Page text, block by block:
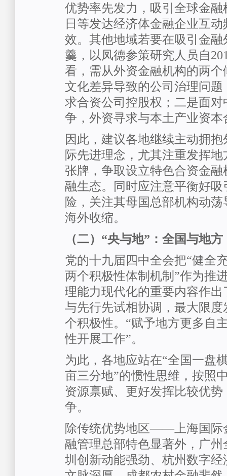
优势率先发力，吸引全球金
日等发达经济体金融企业互
效。其他地域若要在吸引金
羹，以凤德参策研究人员自
看，需从外资金融机构的两
文化差异导致的公司治理问
求合资公司控股权；二是面
争，外资寻求与本土产业资本
因此，建议各地继续主动拥
际先进理念，尤其注重发挥
张牌，争取设立特色合资金
融生态。同时应注意平衡好
险，关注其母国总部机构动
海外收缩。
（二）“央与地”：全国与地方
党的十九届四中全会把“健全
两个积极性体制机制”作为推
理能力现代化的重要内容作
与先行先试相协调，最大限
个积极性。“赋予地方更多自
性开展工作”。
为此，各地应站在“全国一盘
亩三分地”的惯性思维，按照
资源禀赋、更好发挥比较优
争。
除传统优势地区——上海国际
融管理总部特色显著外，广
圳创新动能强劲、杭州数字